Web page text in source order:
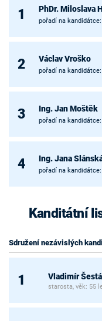
1 PhDr. Miloslava
pořadí na
2 Václav Vroško
pořadí na
3 Ing. Jan Moštěk
pořadí na
4 Ing. Jana
pořadí na kandidátce:
Kanditátní
Sdružení nezávislých
1 Vladimír
starosta, věk: 55